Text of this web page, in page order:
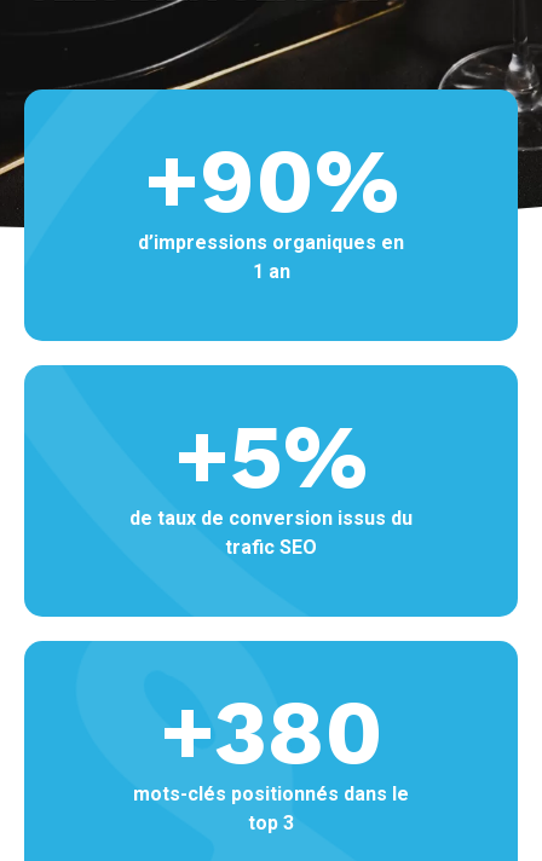
+90%
d’impressions organiques en
1 an
+5%
de taux de conversion issus du
trafic SEO
+380
mots-clés positionnés dans le
top 3